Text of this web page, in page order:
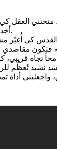
أخدمك، والقلب كي أحبّك.
القدس كي
فتكون مقاصدي
تجاه قريبي،
نشيد تُعظّم